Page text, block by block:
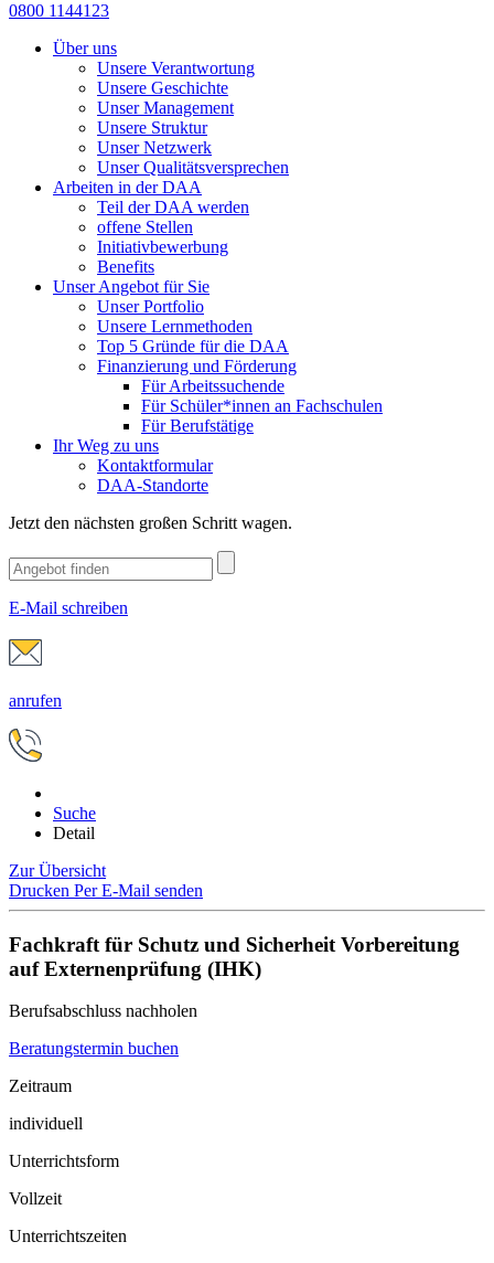
0800 1144123
Über uns
Unsere Verantwortung
Unsere Geschichte
Unser Management
Unsere Struktur
Unser Netzwerk
Unser Qualitätsversprechen
Arbeiten in der DAA
Teil der DAA werden
offene Stellen
Initiativbewerbung
Benefits
Unser Angebot für Sie
Unser Portfolio
Unsere Lernmethoden
Top 5 Gründe für die DAA
Finanzierung und Förderung
Für Arbeitssuchende
Für Schüler*innen an Fachschulen
Für Berufstätige
Ihr Weg zu uns
Kontaktformular
DAA-Standorte
Jetzt den nächsten großen Schritt wagen.
E-Mail schreiben
anrufen
Suche
Detail
Zur Übersicht
Drucken Per E-Mail senden
Fachkraft für Schutz und Sicherheit Vorbereitung
auf Externenprüfung (IHK)
Berufsabschluss nachholen
Beratungstermin buchen
Zeitraum
individuell
Unterrichtsform
Vollzeit
Unterrichtszeiten